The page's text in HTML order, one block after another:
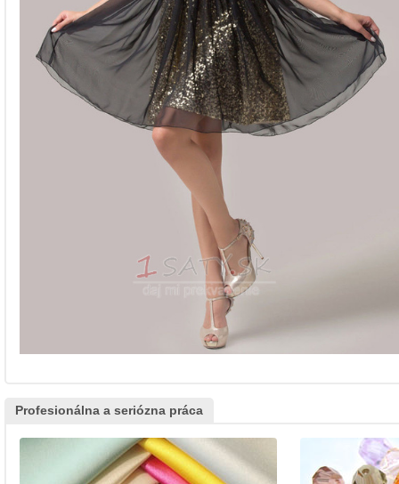
Profesionálna a seriózna práca